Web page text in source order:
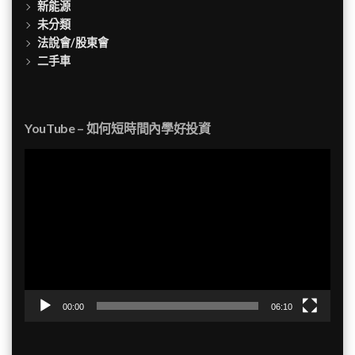
新能源
未分類
法說會/股東會
二手車
YouTube – 如何短時間內學好投資
00:00 06:10